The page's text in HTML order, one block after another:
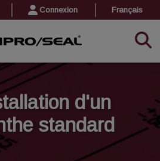
Connexion Français
d'un
standard